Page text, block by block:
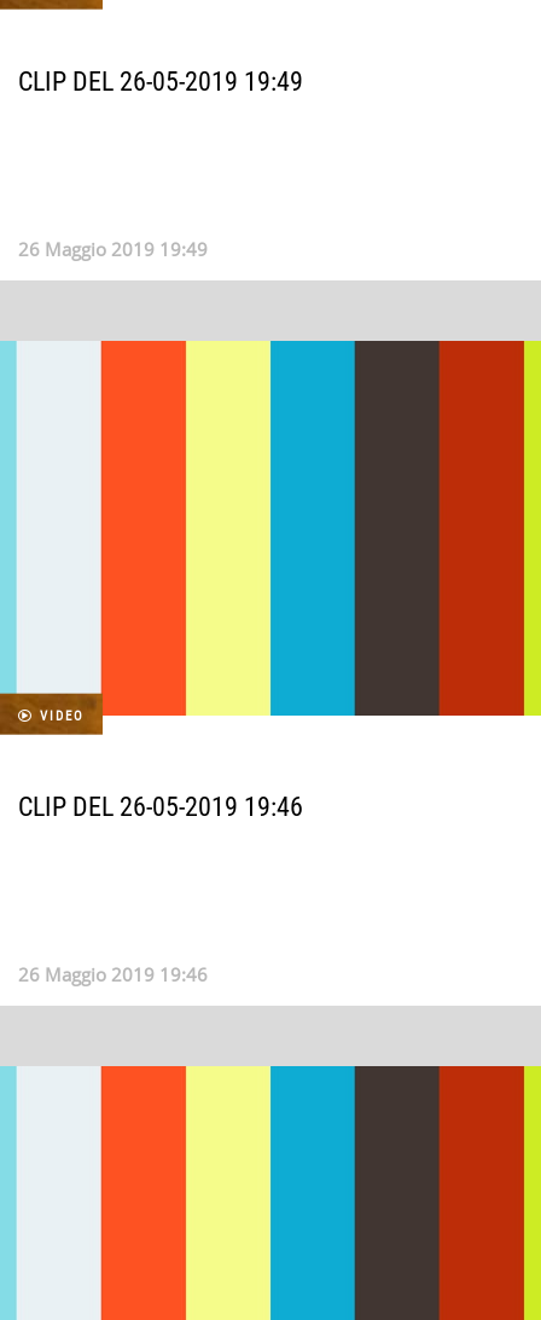
CLIP DEL 26-05-2019 19:49
26 Maggio 2019 19:49
VIDEO
CLIP DEL 26-05-2019 19:46
26 Maggio 2019 19:46